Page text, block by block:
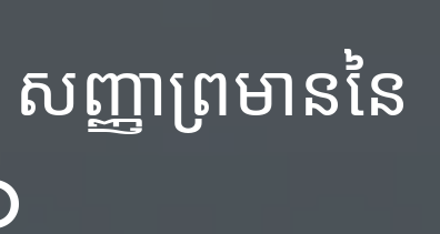
ញ្ញាព្រមាននៃ